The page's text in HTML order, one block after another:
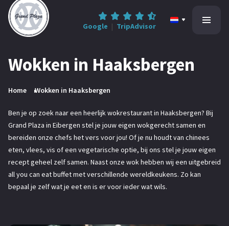
Google | TripAdvisor
Informatie
Contact
Wokken in Haaksbergen
Home Wokken in Haaksbergen
Ben je op zoek naar een heerlijk wokrestaurant in Haaksbergen? Bij
Grand Plaza in Eibergen stel je jouw eigen wokgerecht samen en
bereiden onze chefs het vers voor jou! Of je nu houdt van chinees
eten, vlees, vis of een vegetarische optie, bij ons stel je jouw eigen
recept geheel zelf samen. Naast onze wok hebben wij een uitgebreid
all you can eat buffet met verschillende wereldkeukens. Zo kan
bepaal je zelf wat je eet en is er voor ieder wat wils.